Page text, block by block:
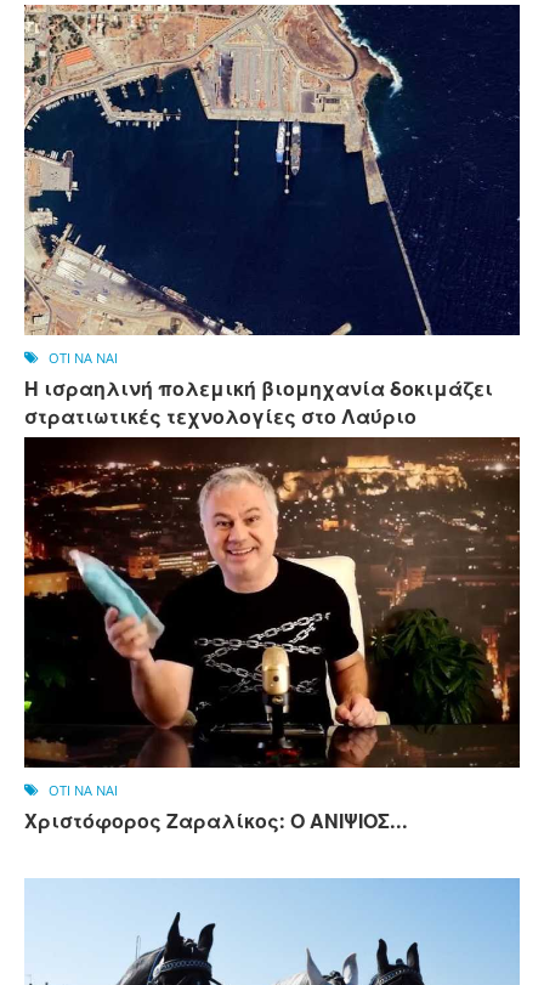
OTI NA NAI
Η ισραηλινή πολεμική βιομηχανία δοκιμάζει
στρατιωτικές τεχνολογίες στο Λαύριο
OTI NA NAI
Χριστόφορος Ζαραλίκος: Ο ΑΝΙΨΙΟΣ...